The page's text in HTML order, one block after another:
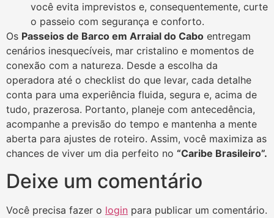
você evita imprevistos e, consequentemente, curte
o passeio com segurança e conforto.
Os Passeios de Barco em Arraial do Cabo entregam
cenários inesquecíveis, mar cristalino e momentos de
conexão com a natureza. Desde a escolha da
operadora até o checklist do que levar, cada detalhe
conta para uma experiência fluida, segura e, acima de
tudo, prazerosa. Portanto, planeje com antecedência,
acompanhe a previsão do tempo e mantenha a mente
aberta para ajustes de roteiro. Assim, você maximiza as
chances de viver um dia perfeito no “Caribe Brasileiro”.
Deixe um comentário
Você precisa fazer o login para publicar um comentário.